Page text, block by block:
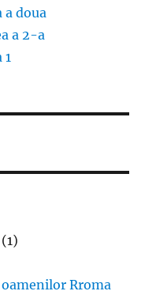
doua
a 2-a
(1)
Rroma